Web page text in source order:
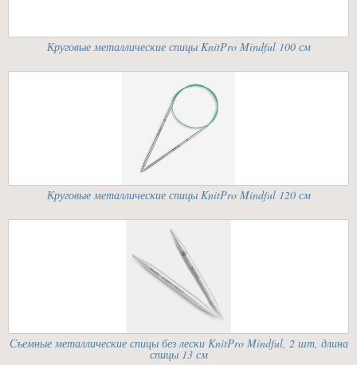
Круговые металлические спицы KnitPro Mindful 100 см
Круговые металлические спицы KnitPro Mindful 120 см
Съемные металлические спицы без лески KnitPro Mindful, 2 шт, длина
спицы 13 см